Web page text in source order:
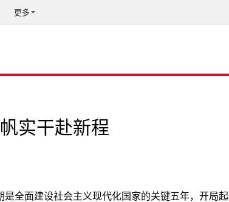
更多
实干赴新程
是全面建设社会主义现代化国家的关键五年，开局起